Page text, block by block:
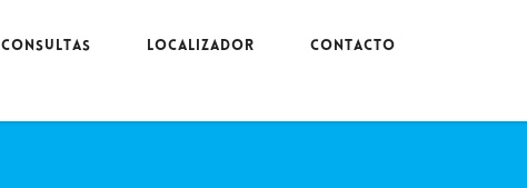
CONSULTAS LOCALIZADOR CONTACTO